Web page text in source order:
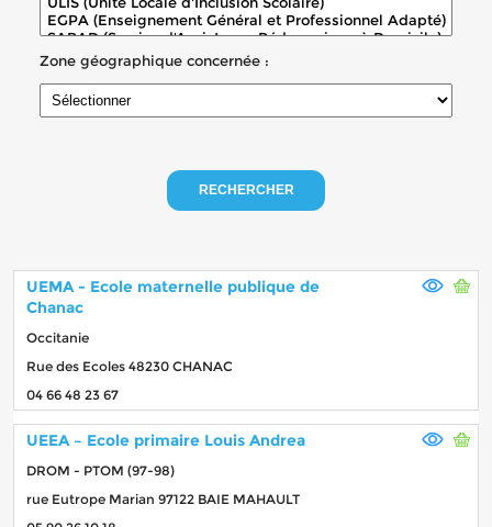
Zone géographique concernée :
RECHERCHER
UEMA - Ecole maternelle publique de
Chanac
Occitanie
Rue des Ecoles 48230 CHANAC
04 66 48 23 67
UEEA – Ecole primaire Louis Andrea
DROM - PTOM (97-98)
rue Eutrope Marian 97122 BAIE MAHAULT